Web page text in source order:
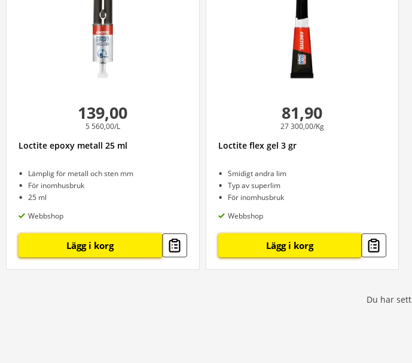
139,00
5 560,00/L
Loctite epoxy metall 25 ml
Lämplig för metall och sten mm
För inomhusbruk
25 ml
Webbshop
Lägg i korg
81,90
27 300,00/Kg
Loctite flex gel 3 gr
Smidigt andra lim
Typ av superlim
För inomhusbruk
Webbshop
Lägg i korg
Du har sett